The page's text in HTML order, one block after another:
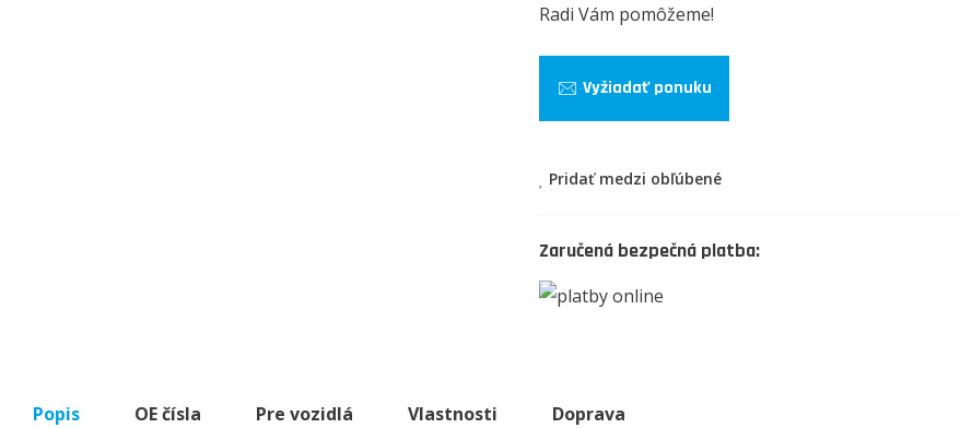
Radi Vám pomôžeme!
Vyžiadať ponuku
Pridať medzi obľúbené
Zaručená bezpečná platba:
Popis OE čísla Pre vozidlá Vlastnosti Doprava